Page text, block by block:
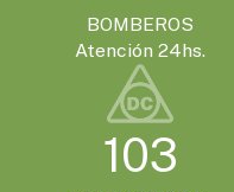
SÁBADO 21 DE
El Encuentro
en Gualeguaychú
BOMBEROS
Atención 24hs.
103